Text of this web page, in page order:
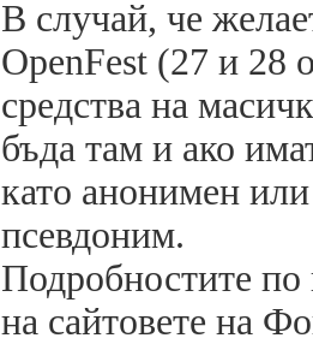
В случай, че
OpenFest (27 и 28
средства на
бъда там и ако
като анонимен
псевдоним.
Подробностите
на сайтовете на